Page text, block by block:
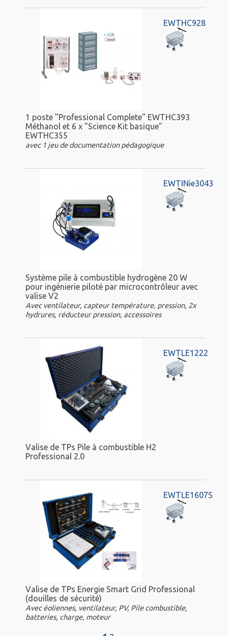
EWTHC928
1 poste "Professional Complete" EWTHC393
Méthanol et 6 x "Science Kit basique"
EWTHC355
avec 1 jeu de documentation pédagogique
EWTINie3043
Système pile à combustible hydrogène 20 W
pour ingénierie piloté par microcontrôleur avec
valise V2
Avec ventilateur, capteur température, pression, 2x
hydrures, réducteur pression, accessoires
EWTLE1222
Valise de TPs Pile à combustible H2
Professional 2.0
EWTLE1607S
Valise de TPs Energie Smart Grid Professional
(douilles de sécurité)
Avec éoliennes, ventilateur, PV, Pile combustible,
batteries, charge, moteur